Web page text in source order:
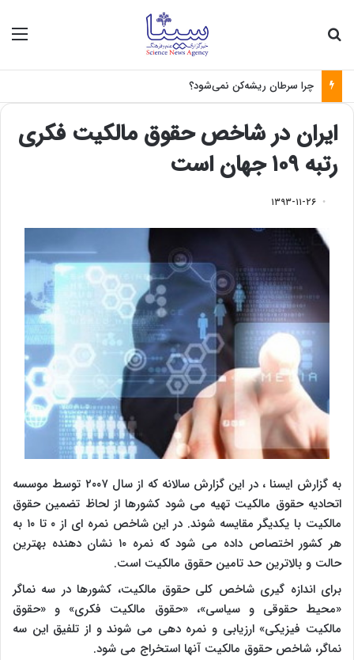
چرا سرطان ریشه‌کن نمی‌شود؟
ایران در شاخص حقوق مالکیت فکری
رتبه ۱۰۹ جهان است
۱۳۹۳-۱۱-۲۶
به گزارش ایسنا ، در این گزارش سالانه که از سال ۲۰۰۷ توسط موسسه
اتحادیه حقوق مالکیت تهیه می شود کشورها از لحاظ تضمین حقوق
مالکیت با یکدیگر مقایسه شوند. در این شاخص نمره ای از ۰ تا ۱۰ به
هر کشور اختصاص داده می شود که نمره ۱۰ نشان دهنده بهترین
حالت و بالاترین حد تامین حقوق مالکیت است.
برای اندازه گیری شاخص کلی حقوق مالکیت، کشورها در سه نماگر
«محیط حقوقی و سیاسی»، «حقوق مالکیت فکری» و «حقوق
مالکیت فیزیکی» ارزیابی و نمره دهی می شوند و از تلفیق این سه
نماگر، شاخص حقوق مالکیت آنها استخراج می شود.